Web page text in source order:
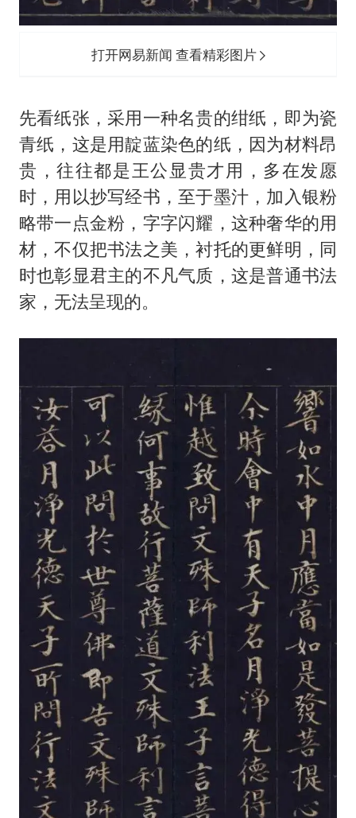
打开网易新闻 查看精彩图片
先看纸张，采用一种名贵的绀纸，即为瓷
青纸，这是用靛蓝染色的纸，因为材料昂
贵，往往都是王公显贵才用，多在发愿
时，用以抄写经书，至于墨汁，加入银粉
略带一点金粉，字字闪耀，这种奢华的用
材，不仅把书法之美，衬托的更鲜明，同
时也彰显君主的不凡气质，这是普通书法
家，无法呈现的。